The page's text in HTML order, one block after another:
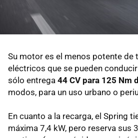
Su motor es el menos potente de
eléctricos que se pueden
sólo entrega 44 CV para 125 Nm
modos, para un uso urbano o
En cuanto a la recarga, el Spring
máxima 7,4 kW, pero reserva sus